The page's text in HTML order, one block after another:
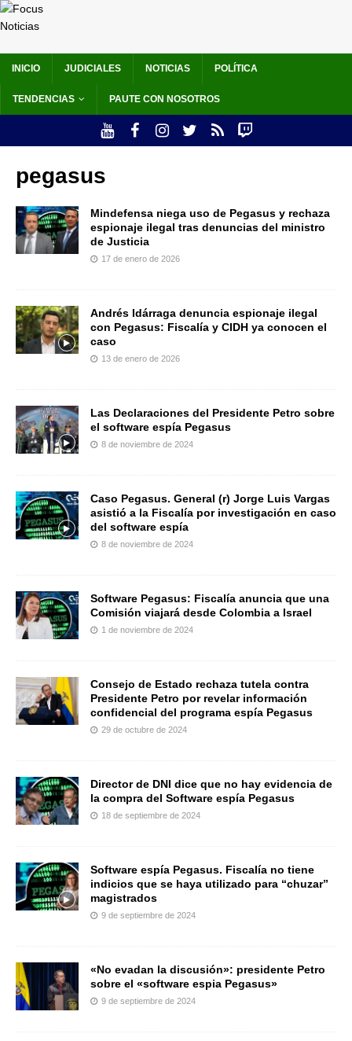
INICIO JUDICIALES NOTICIAS POLÍTICA
TENDENCIAS PAUTE CON NOSOTROS
pegasus
Mindefensa niega uso de Pegasus y rechaza
espionaje ilegal tras denuncias del ministro
de Justicia
17 de enero de 2026
Andrés Idárraga denuncia espionaje ilegal
con Pegasus: Fiscalía y CIDH ya conocen el
caso
13 de enero de 2026
Las Declaraciones del Presidente Petro sobre
el software espía Pegasus
8 de noviembre de 2024
Caso Pegasus. General (r) Jorge Luis Vargas
asistió a la Fiscalía por investigación en caso
del software espía
8 de noviembre de 2024
Software Pegasus: Fiscalía anuncia que una
Comisión viajará desde Colombia a Israel
1 de noviembre de 2024
Consejo de Estado rechaza tutela contra
Presidente Petro por revelar información
confidencial del programa espía Pegasus
29 de octubre de 2024
Director de DNI dice que no hay evidencia de
la compra del Software espía Pegasus
18 de septiembre de 2024
Software espía Pegasus. Fiscalía no tiene
indicios que se haya utilizado para “chuzar”
magistrados
9 de septiembre de 2024
«No evadan la discusión»: presidente Petro
sobre el «software espia Pegasus»
9 de septiembre de 2024